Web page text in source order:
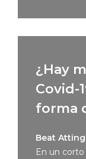
¿Hay
Covid-
forma
Beat
En un